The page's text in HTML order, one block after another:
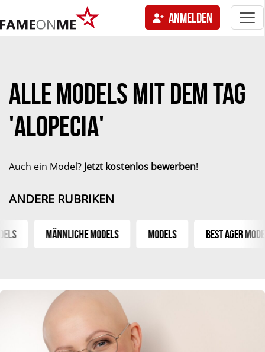
ANMELDEN
ALLE MODELS MIT DEM TAG
'ALOPECIA'
Auch ein Model? Jetzt kostenlos bewerben!
ANDERE RUBRIKEN
Männliche Models Models Best Ager